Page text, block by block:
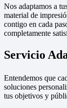
Nos adaptamos a
material de
contigo en cada
completamente
Servicio
Entendemos que
soluciones
tus objetivos y